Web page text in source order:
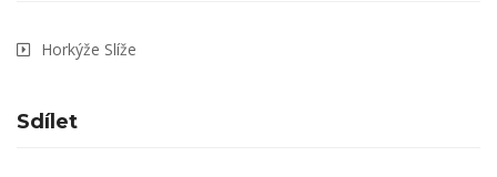
Horkýže Slíže
Sdílet